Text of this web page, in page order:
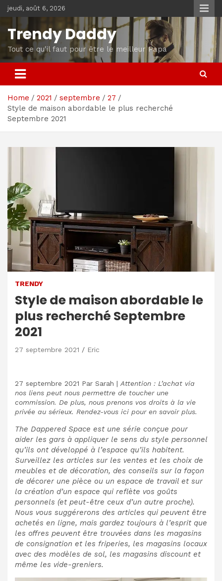
Skip
to
content
jeudi, août 6, 2026
Trendy Daddy
Tout ce qu'il faut pour être le meilleur Papa
Home 2021 septembre
27
Style de maison abordable le plus recherché
Septembre 2021
TRENDY
Style de maison abordable le
plus recherché Septembre
2021
27 septembre 2021 Eric
27 septembre 2021 Par Sarah | Attention : L’achat via
nos liens peut nous permettre de toucher une
commission. De plus, nous prenons vos droits à la vie
privée au sérieux. Rendez-vous ici pour en savoir plus.
The Dappered Space est une série conçue pour
aider les gars à appliquer le sens du style personnel
qu’ils ont développé à l’espace qu’ils habitent.
Surveillez les articles sur les ventes et les choix de
meubles et de décoration, des conseils sur la façon
de décorer une pièce ou un espace de travail et sur
la création d’un espace qui reflète vos goûts
personnels (et peut-être ceux d’un autre proche).
Nous vous suggérerons des articles qui peuvent être
achetés en ligne, mais gardez toujours à l’esprit que
les offres peuvent être trouvées dans les magasins
de consignation et les friperies, les magasins locaux
avec des modèles de sol, les magasins discount et
même les vide-greniers.